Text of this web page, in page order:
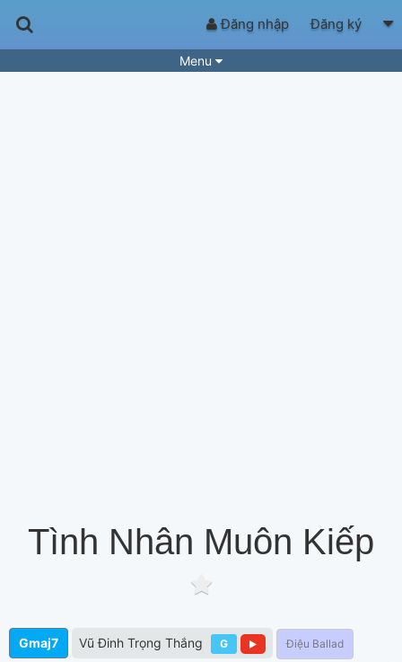
Đăng nhập Đăng ký
Menu
Tình Nhân Muôn Kiếp
Gmaj7 Vũ Đinh Trọng Thắng G Điệu Ballad